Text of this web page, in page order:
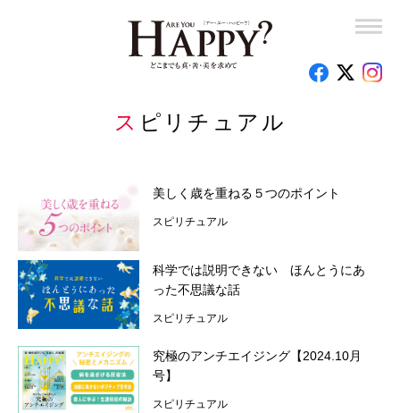
スピリチュアル
美しく歳を重ねる５つのポイント
スピリチュアル
科学では説明できない ほんとうにあ
った不思議な話
スピリチュアル
究極のアンチエイジング【2024.10月
号】
スピリチュアル
読者の手記
特集
今月の占い
編集部のオススメ